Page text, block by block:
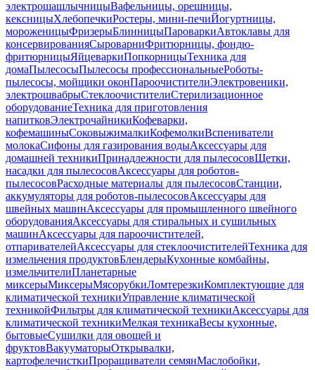
электрошашлычницыВафельницы, орешницы,
кексницыХлебопечкиРостеры, мини-печиЙогуртницы,
мороженицыФризерыБлинницыПароваркиАвтоклавы для
консервированияСыроварниФритюрницы, фондю-
фритюрницыЯйцеваркиПопкорницыТехника для
домаПылесосыПылесосы профессиональныеРоботы-
пылесосы, мойщики оконПароочистителиЭлектровеники,
электрошвабрыСтеклоочистителиСтерилизационное
оборудованиеТехника для приготовления
напитковЭлектрочайникиКофеварки,
кофемашиныСоковыжималкиКофемолкиВспениватели
молокаСифоны для газирования водыАксессуары для
домашней техникиПринадлежности для пылесосовЩетки,
насадки для пылесосовАксессуары для роботов-
пылесосовРасходные материалы для пылесосовСтанции,
аккумуляторы для роботов-пылесосовАксессуары для
швейных машинАксессуары для промышленного швейного
оборудованияАксессуары для стиральных и сушильных
машинАксессуары для пароочистителей,
отпаривателейАксессуары для стеклоочистителейТехника для
измельчения продуктовБлендерыКухонные комбайны,
измельчителиПланетарные
миксерыМиксерыМясорубкиЛомтерезкиКомплектующие для
климатической техникиУправление климатической
техникойФильтры для климатической техникиАксессуары для
климатической техникиМелкая техникаВесы кухонные,
бытовыеСушилки для овощей и
фруктовВакууматорыОткрывалки,
картофелечисткиПроращиватели семянМаслобойки,